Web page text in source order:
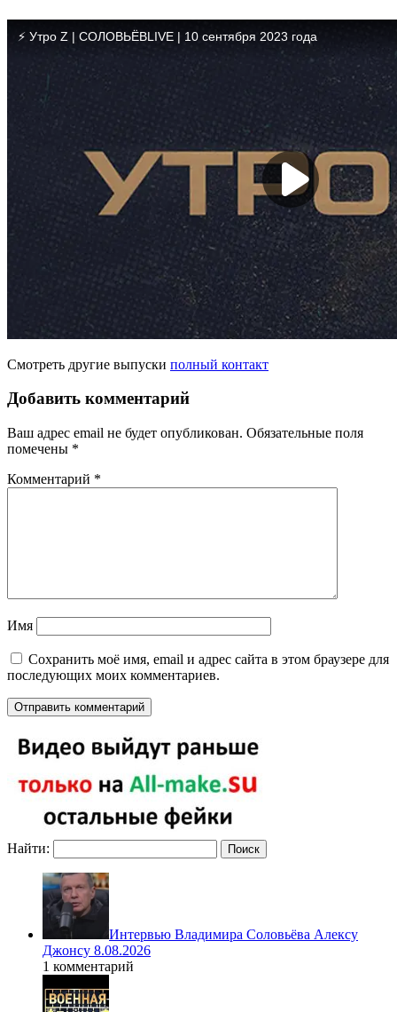
Смотреть другие выпуски полный контакт
Добавить комментарий
Ваш адрес email не будет опубликован. Обязательные поля
помечены *
Комментарий *
Имя
Сохранить моё имя, email и адрес сайта в этом браузере для
последующих моих комментариев.
Найти:
Интервью Владимира Соловьёва Алексу
Джонсу 8.08.2026
1 комментарий